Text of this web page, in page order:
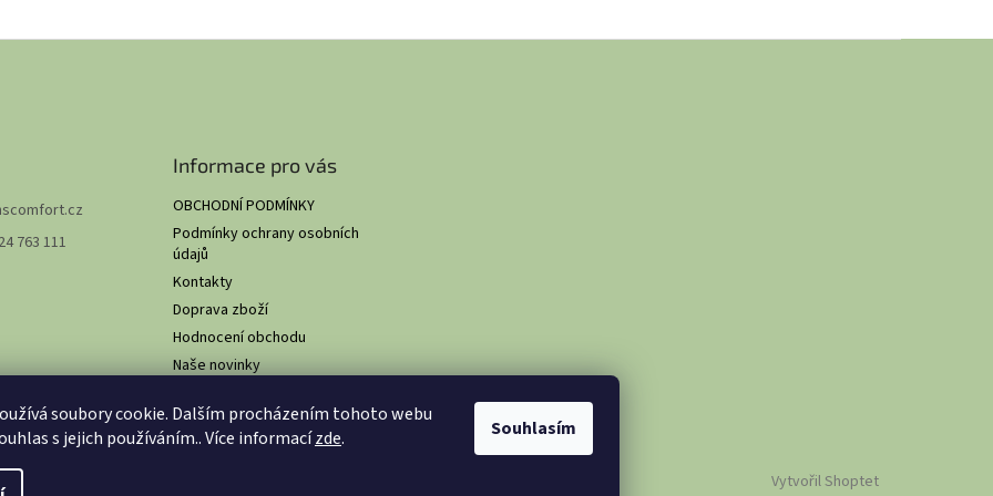
soubory cookie. Dalším procházením tohoto webu
s jejich používáním.. Více informacízde. Souhlasím
763 111
Informace pro vás
OBCHODNÍ PODMÍNKY
Podmínky ochrany osobních
údajů
Kontakty
Doprava zboží
Hodnocení obchodu
Naše novinky
Vytvořil Shoptet